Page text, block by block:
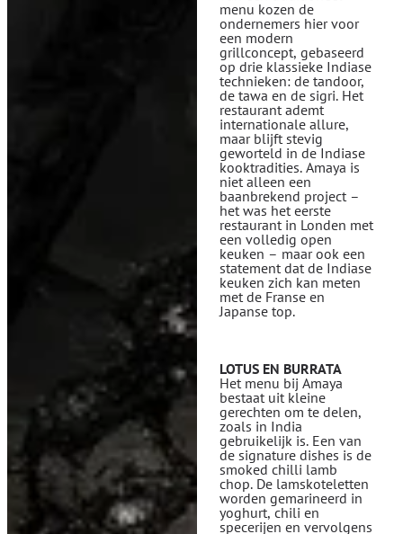
menu kozen de
ondernemers hier voor
een modern
grillconcept, gebaseerd
op drie klassieke Indiase
technieken: de tandoor,
de tawa en de sigri. Het
restaurant ademt
internationale allure,
maar blijft stevig
geworteld in de Indiase
kooktradities. Amaya is
niet alleen een
baanbrekend project –
het was het eerste
restaurant in Londen met
een volledig open
keuken – maar ook een
statement dat de Indiase
keuken zich kan meten
met de Franse en
Japanse top.
LOTUS EN BURRATA
Het menu bij Amaya
bestaat uit kleine
gerechten om te delen,
zoals in India
gebruikelijk is. Een van
de signature dishes is de
smoked chilli lamb
chop. De lamskoteletten
worden gemarineerd in
yoghurt, chili en
specerijen en vervolgens